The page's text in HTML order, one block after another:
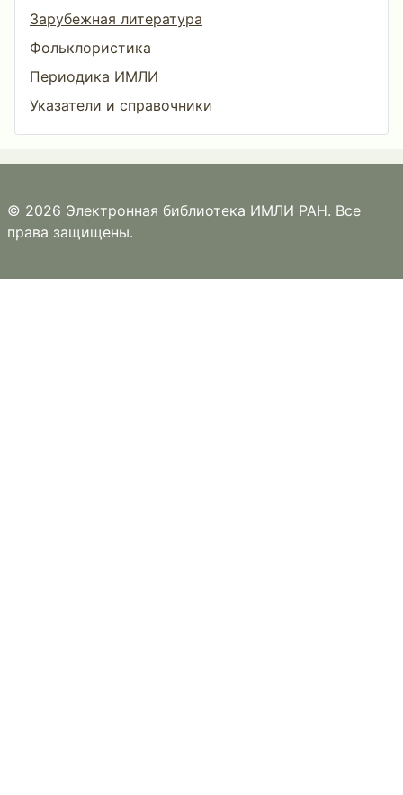
Зарубежная литература
Фольклористика
Периодика ИМЛИ
Указатели и справочники
© 2026 Электронная библиотека ИМЛИ РАН. Все
права защищены.